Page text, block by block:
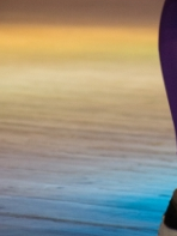
Народный
Приднестровской
Народный
Слободзейского
Казавчинская;